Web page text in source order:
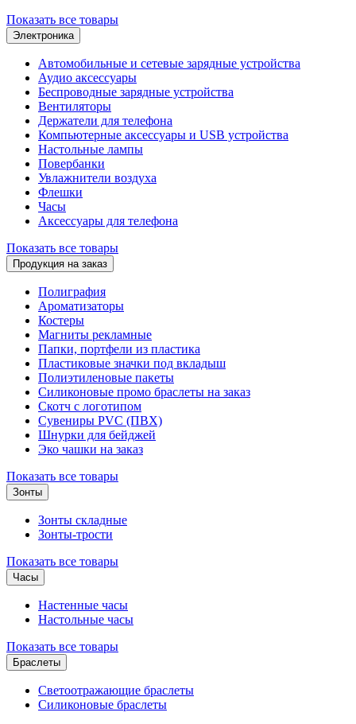
Показать все товары
Электроника
Автомобильные и сетевые зарядные устройства
Аудио аксессуары
Беспроводные зарядные устройства
Вентиляторы
Держатели для телефона
Компьютерные аксессуары и USB устройства
Настольные лампы
Повербанки
Увлажнители воздуха
Флешки
Часы
Аксессуары для телефона
Показать все товары
Продукция на заказ
Полиграфия
Ароматизаторы
Костеры
Магниты рекламные
Папки, портфели из пластика
Пластиковые значки под вкладыш
Полиэтиленовые пакеты
Силиконовые промо браслеты на заказ
Скотч с логотипом
Сувениры PVC (ПВХ)
Шнурки для бейджей
Эко чашки на заказ
Показать все товары
Зонты
Зонты складные
Зонты-трости
Показать все товары
Часы
Настенные часы
Настольные часы
Показать все товары
Браслеты
Светоотражающие браслеты
Силиконовые браслеты